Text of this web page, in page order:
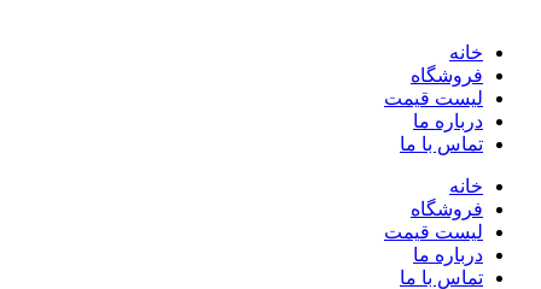
خانه
فروشگاه
لیست قیمت
درباره ما
تماس با ما
خانه
فروشگاه
لیست قیمت
درباره ما
تماس با ما